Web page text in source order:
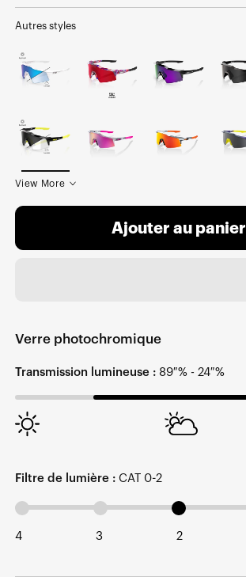
Autres styles
View More
Ajouter au panier
Verre photochromique
Transmission lumineuse : 89 % - 24 %
Filtre de lumière : CAT 0-2
4 3 2